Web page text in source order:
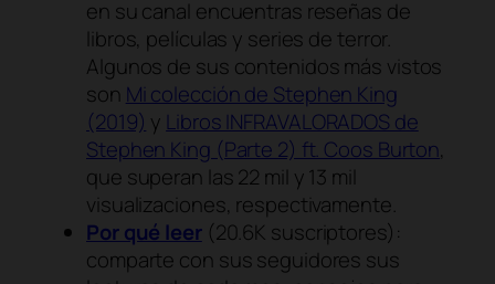
en su canal encuentras reseñas de
libros, películas y series de terror.
Algunos de sus contenidos más vistos
son Mi colección de Stephen King
(2019) y Libros INFRAVALORADOS de
Stephen King (Parte 2) ft. Coos Burton,
que superan las 22 mil y 13 mil
visualizaciones, respectivamente.
Por qué leer(20.6K suscriptores):
comparte con sus seguidores sus